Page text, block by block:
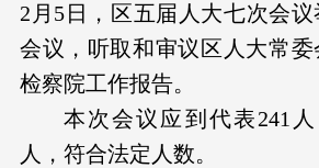
2月5日，区五届人大七次会
会议，听取和审议区人大常
检察院工作报告。
本次会议应到代表241
人，符合法定人数。